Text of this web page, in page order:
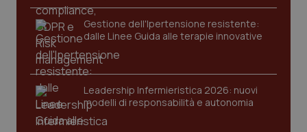
Gestione dell'Ipertensione resistente:
dalle Linee Guida alle terapie innovative
Leadership Infermieristica 2026: nuovi
modelli di responsabilità e autonomia